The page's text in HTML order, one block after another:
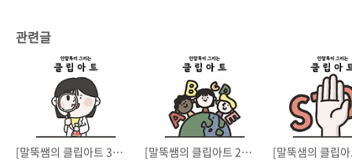
관련글
[말뚝쌤의 클립아트 3월] 새학기 시간표, 과목⏰ [말뚝쌤의 클립아트 2월] 새학기 시간표, 과목⏰